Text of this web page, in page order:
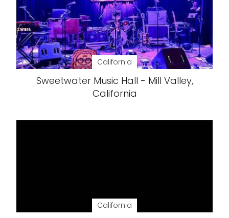
California
Sweetwater Music Hall - Mill Valley,
California
California